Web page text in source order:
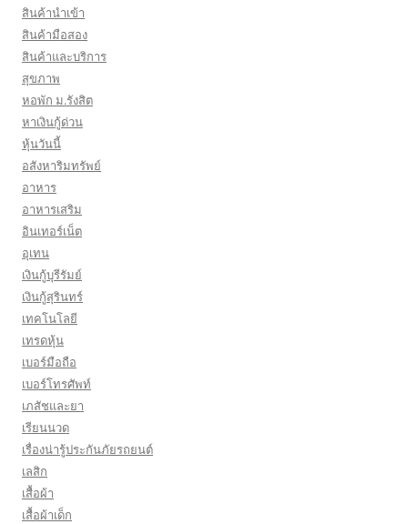
สินค้านำเข้า
สินค้ามือสอง
สินค้าและบริการ
สุขภาพ
หอพัก ม.รังสิต
หาเงินกู้ด่วน
หุ้นวันนี้
อสังหาริมทรัพย์
อาหาร
อาหารเสริม
อินเทอร์เน็ต
อุเทน
เงินกู้บุรีรัมย์
เงินกู้สุรินทร์
เทคโนโลยี
เทรดหุ้น
เบอร์มือถือ
เบอร์โทรศัพท์
เภสัชและยา
เรียนนวด
เรื่องน่ารู้ประกันภัยรถยนต์
เลสิก
เสื้อผ้า
เสื้อผ้าเด็ก